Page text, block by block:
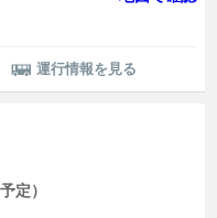
運行情報を見る
着予定）